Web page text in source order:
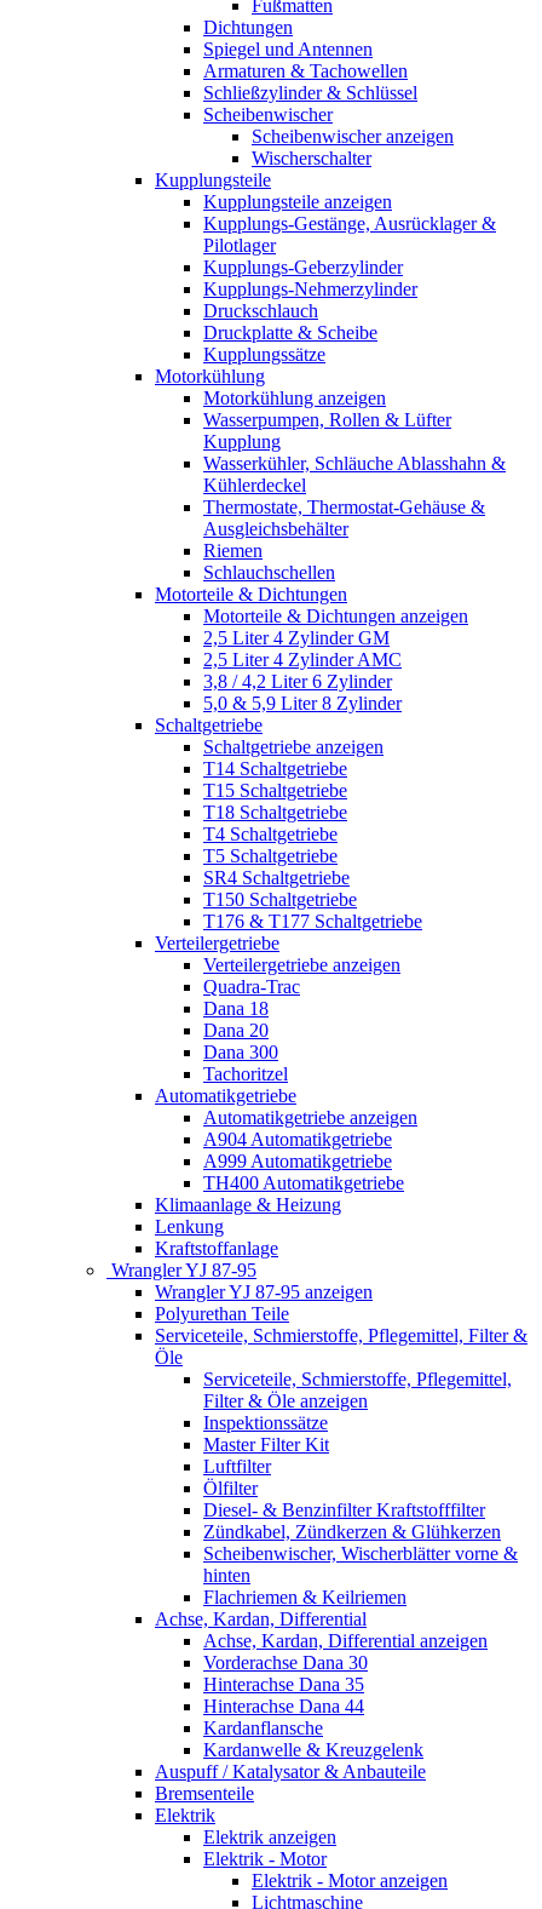
Fußmatten
Dichtungen
Spiegel und Antennen
Armaturen & Tachowellen
Schließzylinder & Schlüssel
Scheibenwischer
Scheibenwischer anzeigen
Wischerschalter
Kupplungsteile
Kupplungsteile anzeigen
Kupplungs-Gestänge, Ausrücklager &
Pilotlager
Kupplungs-Geberzylinder
Kupplungs-Nehmerzylinder
Druckschlauch
Druckplatte & Scheibe
Kupplungssätze
Motorkühlung
Motorkühlung anzeigen
Wasserpumpen, Rollen & Lüfter
Kupplung
Wasserkühler, Schläuche Ablasshahn &
Kühlerdeckel
Thermostate, Thermostat-Gehäuse &
Ausgleichsbehälter
Riemen
Schlauchschellen
Motorteile & Dichtungen
Motorteile & Dichtungen anzeigen
2,5 Liter 4 Zylinder GM
2,5 Liter 4 Zylinder AMC
3,8 / 4,2 Liter 6 Zylinder
5,0 & 5,9 Liter 8 Zylinder
Schaltgetriebe
Schaltgetriebe anzeigen
T14 Schaltgetriebe
T15 Schaltgetriebe
T18 Schaltgetriebe
T4 Schaltgetriebe
T5 Schaltgetriebe
SR4 Schaltgetriebe
T150 Schaltgetriebe
T176 & T177 Schaltgetriebe
Verteilergetriebe
Verteilergetriebe anzeigen
Quadra-Trac
Dana 18
Dana 20
Dana 300
Tachoritzel
Automatikgetriebe
Automatikgetriebe anzeigen
A904 Automatikgetriebe
A999 Automatikgetriebe
TH400 Automatikgetriebe
Klimaanlage & Heizung
Lenkung
Kraftstoffanlage
Wrangler YJ 87-95
Wrangler YJ 87-95 anzeigen
Polyurethan Teile
Serviceteile, Schmierstoffe, Pflegemittel, Filter &
Öle
Serviceteile, Schmierstoffe, Pflegemittel,
Filter & Öle anzeigen
Inspektionssätze
Master Filter Kit
Luftfilter
Ölfilter
Diesel- & Benzinfilter Kraftstofffilter
Zündkabel, Zündkerzen & Glühkerzen
Scheibenwischer, Wischerblätter vorne &
hinten
Flachriemen & Keilriemen
Achse, Kardan, Differential
Achse, Kardan, Differential anzeigen
Vorderachse Dana 30
Hinterachse Dana 35
Hinterachse Dana 44
Kardanflansche
Kardanwelle & Kreuzgelenk
Auspuff / Katalysator & Anbauteile
Bremsenteile
Elektrik
Elektrik anzeigen
Elektrik - Motor
Elektrik - Motor anzeigen
Lichtmaschine